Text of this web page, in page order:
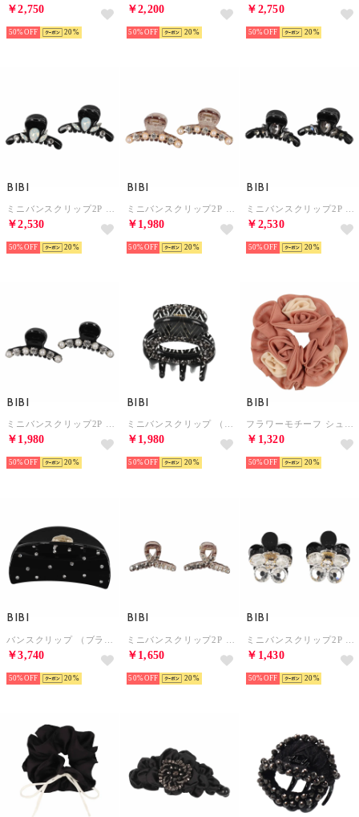
￥2,750
50% 20
￥2,200
50% 20
￥2,750
50% 20
BIBI
￥2,530
50% 20
BIBI
￥1,980
50% 20
BIBI
￥2,530
50% 20
BIBI
￥1,980
50% 20
BIBI
￥1,980
50% 20
BIBI
￥1,320
50% 20
BIBI
￥3,740
50% 20
BIBI
￥1,650
50% 20
BIBI
￥1,430
50% 20